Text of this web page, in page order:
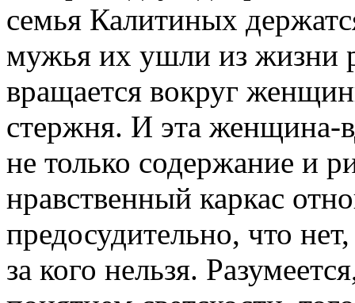
семья Калитиных
мужья их ушли из жизни
вращается вокруг
стержня. И эта женщина-
не только содержание и
нравственный каркас
предосудительно, что
за кого нельзя.